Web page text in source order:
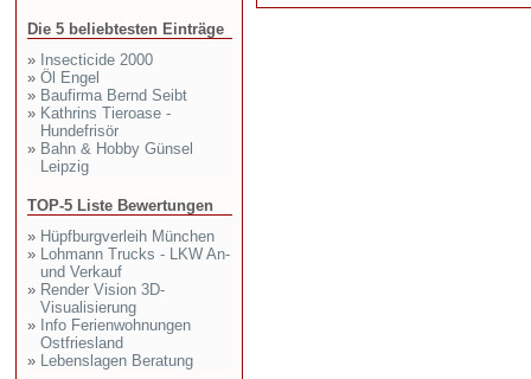
Die 5 beliebtesten Einträge
» Insecticide 2000
» Öl Engel
» Baufirma Bernd Seibt
» Kathrins Tieroase -
Hundefrisör
» Bahn & Hobby Günsel
Leipzig
TOP-5 Liste Bewertungen
» Hüpfburgverleih München
» Lohmann Trucks - LKW An-
und Verkauf
» Render Vision 3D-
Visualisierung
» Info Ferienwohnungen
Ostfriesland
» Lebenslagen Beratung